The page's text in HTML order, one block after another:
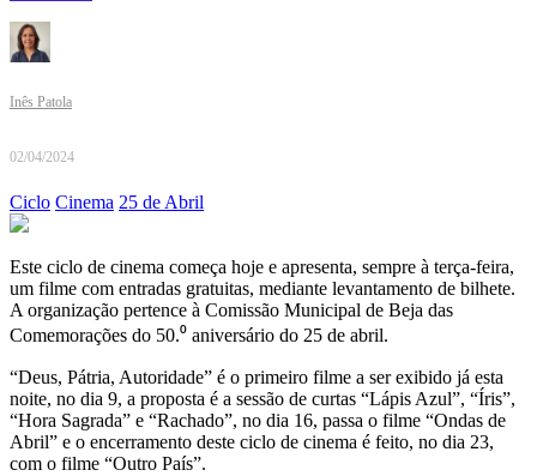
Inês Patola
02/04/2024
Ciclo Cinema 25 de Abril
Este ciclo de cinema começa hoje e apresenta, sempre à terça-feira,
um filme com entradas gratuitas, mediante levantamento de bilhete.
A organização pertence à Comissão Municipal de Beja das
Comemorações do 50.⁰ aniversário do 25 de abril.
“Deus, Pátria, Autoridade” é o primeiro filme a ser exibido já esta
noite, no dia 9, a proposta é a sessão de curtas “Lápis Azul”, “Íris”,
“Hora Sagrada” e “Rachado”, no dia 16, passa o filme “Ondas de
Abril” e o encerramento deste ciclo de cinema é feito, no dia 23,
com o filme “Outro País”.